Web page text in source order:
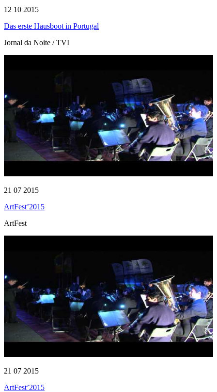
12 10 2015
Das erste Hausboot in Portugal
Jornal da Noite / TVI
21 07 2015
ArtFest’2015
ArtFest
21 07 2015
ArtFest’2015